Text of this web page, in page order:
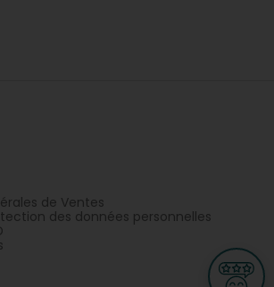
de Ventes
des données personnelles